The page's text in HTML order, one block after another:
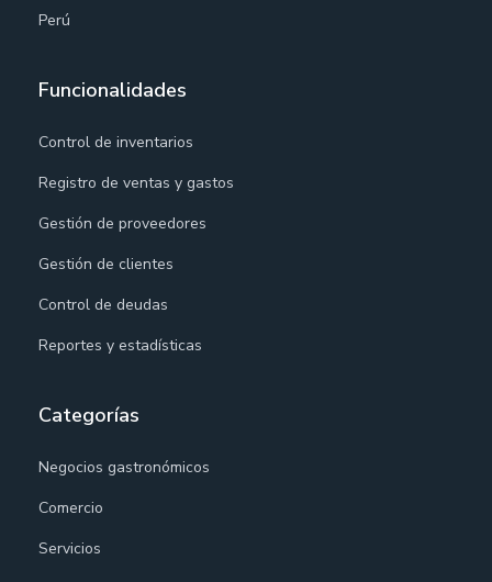
Perú
Funcionalidades
Control de inventarios
Registro de ventas y gastos
Gestión de proveedores
Gestión de clientes
Control de deudas
Reportes y estadísticas
Categorías
Negocios gastronómicos
Comercio
Servicios